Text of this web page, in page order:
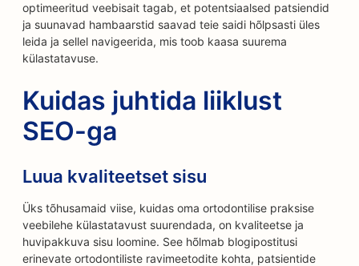
optimeeritud veebisait tagab, et potentsiaalsed patsiendid
ja suunavad hambaarstid saavad teie saidi hõlpsasti üles
leida ja sellel navigeerida, mis toob kaasa suurema
külastatavuse.
Kuidas juhtida liiklust
SEO-ga
Luua kvaliteetset sisu
Üks tõhusamaid viise, kuidas oma ortodontilise praksise
veebilehe külastatavust suurendada, on kvaliteetse ja
huvipakkuva sisu loomine. See hõlmab blogipostitusi
erinevate ortodontiliste ravimeetodite kohta, patsientide